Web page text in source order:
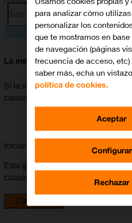
Busca por problema o tema
La memoria del móvil está llena
Si la memoria del móvil está llena,
causas posibles al problema.
Iniciar la guía para solucionar tu
Esta guía te va a conducir a través
causas y soluciones al problema.
Comenzar
para analizar cómo
personalizar los
que te mostramos en
de navegación (páginas
frecuencia de acceso, etc)
saber más, echa un
política de cookies.
Configurar
Rechazar
Aceptar